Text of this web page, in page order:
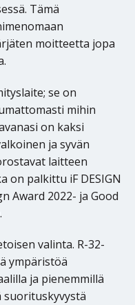
Tämä
moitteetta jopa
se on
mihin
on kaksi
ja syvän
laitteen
on palkittu iF DESIGN
Award 2022- ja Good
valinta. R-32-
ympäristöä
ja pienemmillä
suorituskyvystä